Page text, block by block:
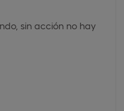
sin acción no hay